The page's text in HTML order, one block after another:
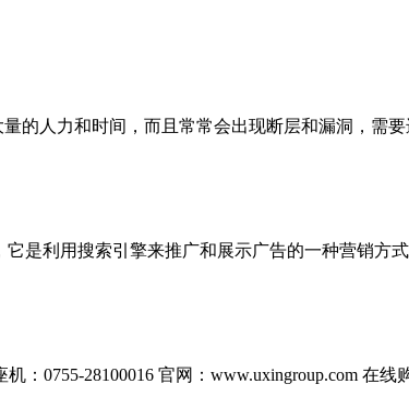
的人力和时间，而且常常会出现断层和漏洞，需
它是利用搜索引擎来推广和展示广告的一种营销方
0755-28100016 官网：www.uxingroup.com 在线